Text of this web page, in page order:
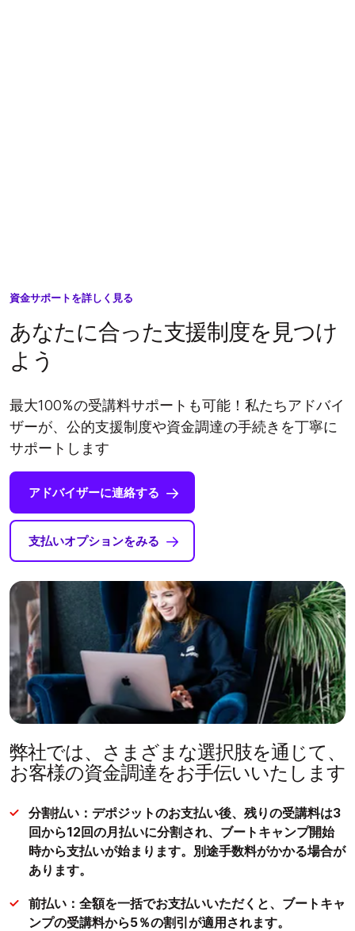
資金サポートを詳しく見る
あなたに合った支援制度を見つけ
よう
最大100%の受講料サポートも可能！私たちアドバイ
ザーが、公的支援制度や資金調達の手続きを丁寧に
サポートします
アドバイザーに連絡する
支払いオプションをみる
弊社では、さまざまな選択肢を通じて、
お客様の資金調達をお手伝いいたします
分割払い：デポジットのお支払い後、残りの受講料は3
回から12回の月払いに分割され、ブートキャンプ開始
時から支払いが始まります。別途手数料がかかる場合が
あります。
前払い：全額を一括でお支払いいただくと、ブートキャ
ンプの受講料から5％の割引が適用されます。